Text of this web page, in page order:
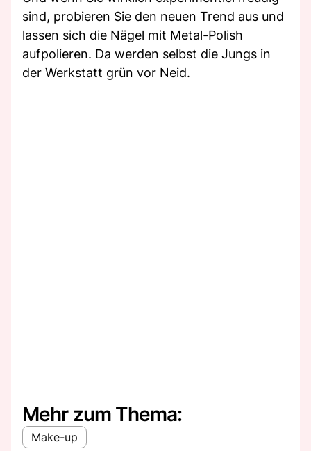
sind, probieren Sie den neuen Trend aus und
lassen sich die Nägel mit Metal-Polish
aufpolieren. Da werden selbst die Jungs in
der Werkstatt grün vor Neid.
Mehr zum Thema:
Make-up